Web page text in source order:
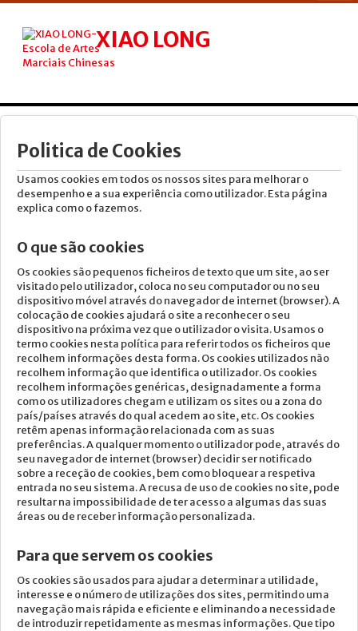
XIAO LONG
ESCOLA DE ARTES MARCIAIS CHINESAS
INICIO
NÓS
TAI CHI
KUNG FU
TERAPIAS
AULAS
CURSOS
NOTICIA
EMAIL
MÉDIA
Politica de Cookies
Usamos cookies em todos os nossos sites para melhorar o
desempenho e a sua experiência como utilizador. Esta página
explica como o fazemos.
O que são cookies
Os cookies são pequenos ficheiros de texto que um site, ao ser
visitado pelo utilizador, coloca no seu computador ou no seu
dispositivo móvel através do navegador de internet (browser). A
colocação de cookies ajudará o site a reconhecer o seu
dispositivo na próxima vez que o utilizador o visita. Usamos o
termo cookies nesta política para referir todos os ficheiros que
recolhem informações desta forma. Os cookies utilizados não
recolhem informação que identifica o utilizador. Os cookies
recolhem informações genéricas, designadamente a forma
como os utilizadores chegam e utilizam os sites ou a zona do
país/países através do qual acedem ao site, etc. Os cookies
retêm apenas informação relacionada com as suas
preferências. A qualquer momento o utilizador pode, através do
seu navegador de internet (browser) decidir ser notificado
sobre a receção de cookies, bem como bloquear a respetiva
entrada no seu sistema. A recusa de uso de cookies no site, pode
resultar na impossibilidade de ter acesso a algumas das suas
áreas ou de receber informação personalizada.
Para que servem os cookies
Os cookies são usados para ajudar a determinar a utilidade,
interesse e o número de utilizações dos sites, permitindo uma
navegação mais rápida e eficiente e eliminando a necessidade
de introduzir repetidamente as mesmas informações. Que tipo